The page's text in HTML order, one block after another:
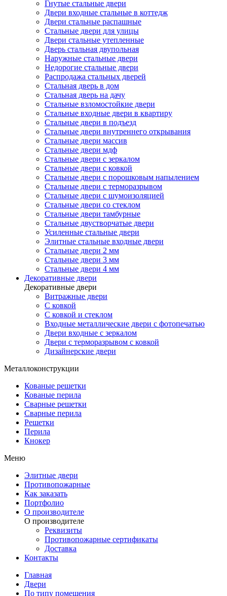
Гнутые стальные двери
Двери входные стальные в коттедж
Двери стальные распашные
Стальные двери для улицы
Двери стальные утепленные
Дверь стальная двупольная
Наружные стальные двери
Недорогие стальные двери
Распродажа стальных дверей
Стальная дверь в дом
Стальная дверь на дачу
Стальные взломостойкие двери
Стальные входные двери в квартиру
Стальные двери в подъезд
Стальные двери внутреннего открывания
Стальные двери массив
Стальные двери мдф
Стальные двери с зеркалом
Стальные двери с ковкой
Стальные двери с порошковым напылением
Стальные двери с терморазрывом
Стальные двери с шумоизоляцией
Стальные двери со стеклом
Стальные двери тамбурные
Стальные двустворчатые двери
Усиленные стальные двери
Элитные стальные входные двери
Стальные двери 2 мм
Стальные двери 3 мм
Стальные двери 4 мм
Декоративные двери
Декоративные двери
Витражные двери
С ковкой
С ковкой и стеклом
Входные металлические двери с фотопечатью
Двери входные с зеркалом
Двери с терморазрывом с ковкой
Дизайнерские двери
Металлоконструкции
Кованые решетки
Кованые перила
Сварные решетки
Сварные перила
Решетки
Перила
Кнокер
Меню
Элитные двери
Противопожарные
Как заказать
Портфолио
О производителе
О производителе
Реквизиты
Противопожарные сертификаты
Доставка
Контакты
Главная
Двери
По типу помещения